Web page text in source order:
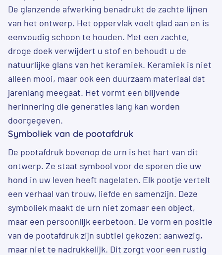
De glanzende afwerking benadrukt de zachte lijnen
van het ontwerp. Het oppervlak voelt glad aan en is
eenvoudig schoon te houden. Met een zachte,
droge doek verwijdert u stof en behoudt u de
natuurlijke glans van het keramiek. Keramiek is niet
alleen mooi, maar ook een duurzaam materiaal dat
jarenlang meegaat. Het vormt een blijvende
herinnering die generaties lang kan worden
doorgegeven.
Symboliek van de pootafdruk
De pootafdruk bovenop de urn is het hart van dit
ontwerp. Ze staat symbool voor de sporen die uw
hond in uw leven heeft nagelaten. Elk pootje vertelt
een verhaal van trouw, liefde en samenzijn. Deze
symboliek maakt de urn niet zomaar een object,
maar een persoonlijk eerbetoon. De vorm en positie
van de pootafdruk zijn subtiel gekozen: aanwezig,
maar niet te nadrukkelijk. Dit zorgt voor een rustig